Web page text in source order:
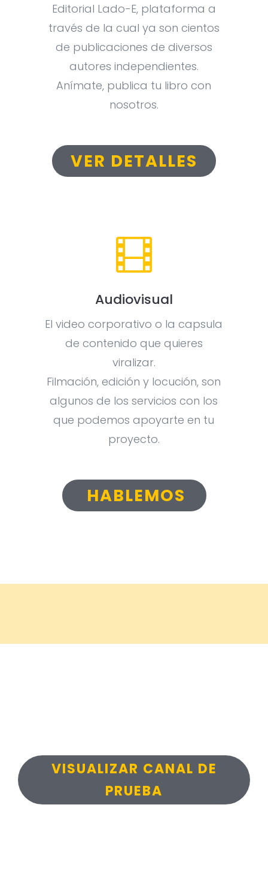
Editorial Lado-E, plataforma a
través de la cual ya son cientos
de publicaciones de diversos
autores independientes.
Anímate, publica tu libro con
nosotros.
VER DETALLES

Audiovisual
El video corporativo o la capsula
de contenido que quieres
viralizar.
Filmación, edición y locución, son
algunos de los servicios con los
que podemos apoyarte en tu
proyecto.
HABLEMOS
VISUALIZAR CANAL DE
PRUEBA